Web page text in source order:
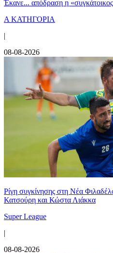
Έκανε... απόδραση η
Α ΚΑΤΗΓΟΡΙΑ
|
08-08-2026
Ρίγη συγκίνησης στη Νέα
Κατσούρη και Κώστα Λιάκκα
Super League
|
08-08-2026